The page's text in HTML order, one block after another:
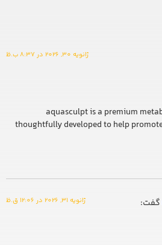
ژانویه 30, 2026 در 8:37 ب.ظ
aquasculpt is a premium
thoughtfully developed to help
گفت: ژانویه 31, 2026 در 12:06 ق.ظ